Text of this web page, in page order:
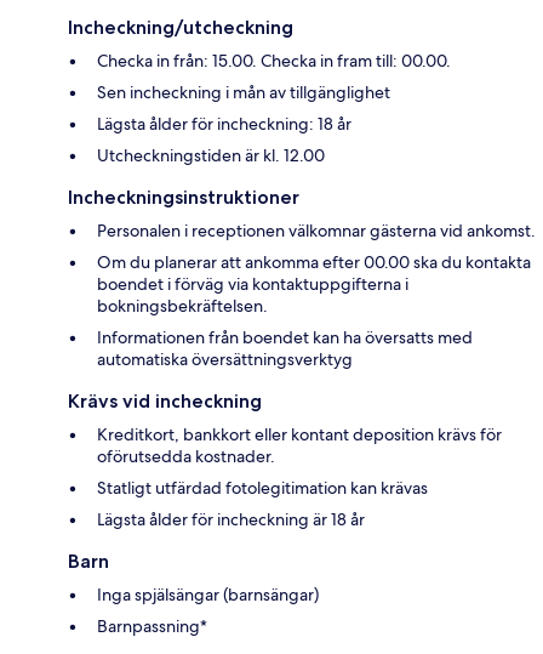
Incheckning/utcheckning
Checka in från: 15.00. Checka in fram till: 00.00.
Sen incheckning i mån av tillgänglighet
Lägsta ålder för incheckning: 18 år
Utcheckningstiden är kl. 12.00
Incheckningsinstruktioner
Personalen i receptionen välkomnar gästerna vid ankomst.
Om du planerar att ankomma efter 00.00 ska du kontakta
boendet i förväg via kontaktuppgifterna i
bokningsbekräftelsen.
Informationen från boendet kan ha översatts med
automatiska översättningsverktyg
Krävs vid incheckning
Kreditkort, bankkort eller kontant deposition krävs för
oförutsedda kostnader.
Statligt utfärdad fotolegitimation kan krävas
Lägsta ålder för incheckning är 18 år
Barn
Inga spjälsängar (barnsängar)
Barnpassning*